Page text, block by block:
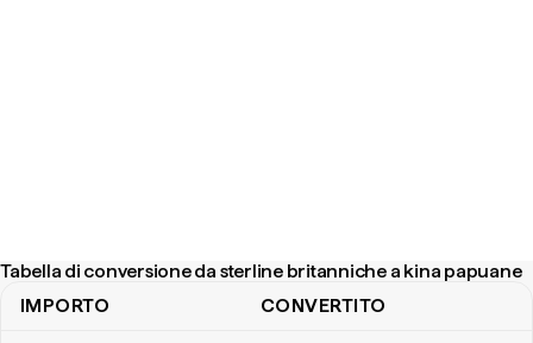
Tabella di conversione da sterline britanniche a kina papuane
IMPORTO CONVERTITO